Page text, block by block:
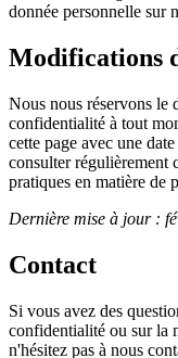
donnée personnelle sur
Modifications
Nous nous réservons le
confidentialité à tout
cette page avec une
consulter régulièrement
pratiques en matière de
Dernière mise à jour :
Contact
Si vous avez des
confidentialité ou sur la
n'hésitez pas à nous